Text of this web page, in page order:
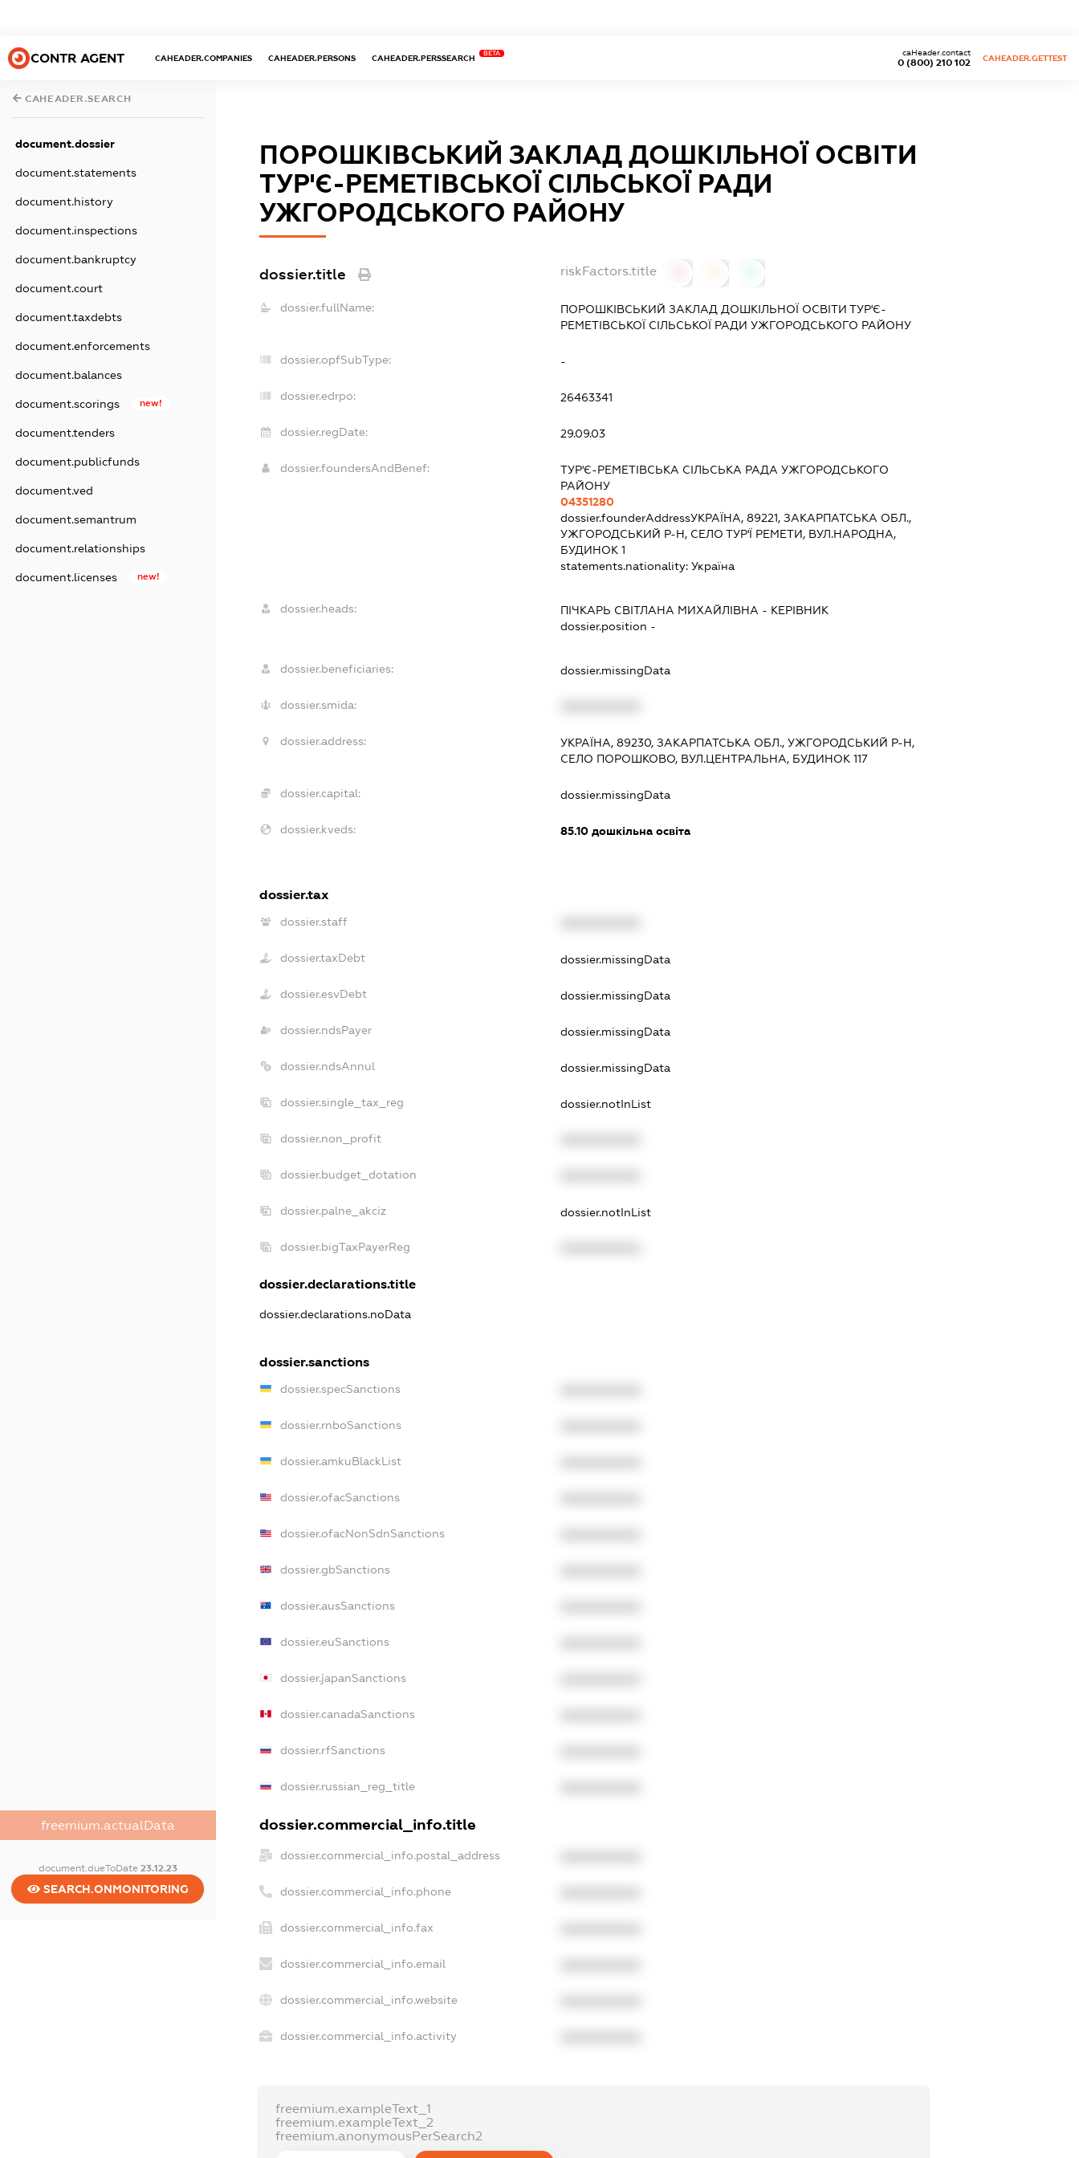
CONTR AGENT CAHEADER.COMPANIES CAHEADER.PERSONS CAHEADER.PERSSEARCH
BETA
0 (800) 210 102
caHeader.contact
CAHEADER.GETTEST
CAHEADER.SEARCH
document.dossier
document.statements
document.history
document.inspections
document.bankruptcy
document.court
document.taxdebts
document.enforcements
document.balances
document.scorings new!
document.tenders
document.publicfunds
document.ved
document.semantrum
document.relationships
document.licenses new!
freemium.actualData
document.dueToDate 23.12.23
SEARCH.ONMONITORING
ПОРОШКІВСЬКИЙ ЗАКЛАД ДОШКІЛЬНОЇ ОСВІТИ
ТУР'Є-РЕМЕТІВСЬКОЇ СІЛЬСЬКОЇ РАДИ
УЖГОРОДСЬКОГО РАЙОНУ
dossier.title riskFactors.title
dossier.fullName:
ПОРОШКІВСЬКИЙ ЗАКЛАД ДОШКІЛЬНОЇ ОСВІТИ ТУР'Є-
РЕМЕТІВСЬКОЇ СІЛЬСЬКОЇ РАДИ УЖГОРОДСЬКОГО РАЙОНУ
dossier.opfSubType: -
dossier.edrpo: 26463341
dossier.regDate: 29.09.03
dossier.foundersAndBenef:
ТУР'Є-РЕМЕТІВСЬКА СІЛЬСЬКА РАДА УЖГОРОДСЬКОГО
РАЙОНУ
04351280
dossier.founderAddressУКРАЇНА, 89221, ЗАКАРПАТСЬКА ОБЛ.,
УЖГОРОДСЬКИЙ Р-Н, СЕЛО ТУР'Ї РЕМЕТИ, ВУЛ.НАРОДНА,
БУДИНОК 1
statements.nationality: Україна
dossier.heads: ПІЧКАРЬ СВІТЛАНА МИХАЙЛІВНА - КЕРІВНИК
dossier.position -
dossier.beneficiaries: dossier.missingData
dossier.smida:
dossier.address:
УКРАЇНА, 89230, ЗАКАРПАТСЬКА ОБЛ., УЖГОРОДСЬКИЙ Р-Н,
СЕЛО ПОРОШКОВО, ВУЛ.ЦЕНТРАЛЬНА, БУДИНОК 117
dossier.capital: dossier.missingData
dossier.kveds: 85.10дошкільна освіта
dossier.tax
dossier.staff
dossier.taxDebt dossier.missingData
dossier.esvDebt dossier.missingData
dossier.ndsPayer dossier.missingData
dossier.ndsAnnul dossier.missingData
dossier.single_tax_reg dossier.notInList
dossier.non_profit
dossier.budget_dotation
dossier.palne_akciz dossier.notInList
dossier.bigTaxPayerReg
dossier.declarations.title
dossier.declarations.noData
dossier.sanctions
dossier.specSanctions
dossier.rnboSanctions
dossier.amkuBlackList
dossier.ofacSanctions
dossier.ofacNonSdnSanctions
dossier.gbSanctions
dossier.ausSanctions
dossier.euSanctions
dossier.japanSanctions
dossier.canadaSanctions
dossier.rfSanctions
dossier.russian_reg_title
dossier.commercial_info.title
dossier.commercial_info.postal_address
dossier.commercial_info.phone
dossier.commercial_info.fax
dossier.commercial_info.email
dossier.commercial_info.website
dossier.commercial_info.activity
freemium.exampleText_1
freemium.exampleText_2
freemium.anonymousPerSearch2